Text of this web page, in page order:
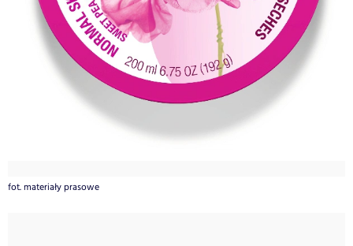
fot. materiały prasowe